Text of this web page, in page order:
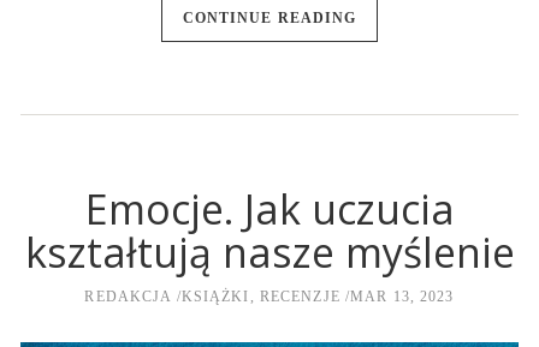
CONTINUE READING
Emocje. Jak uczucia
kształtują nasze myślenie
REDAKCJA KSIĄŻKI , RECENZJE MAR 13, 2023